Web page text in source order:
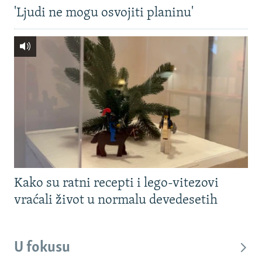
'Ljudi ne mogu osvojiti planinu'
Kako su ratni recepti i lego-vitezovi
vraćali život u normalu devedesetih
U fokusu